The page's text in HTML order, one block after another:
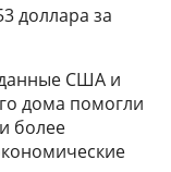
доллара за
США и
дома помогли
более